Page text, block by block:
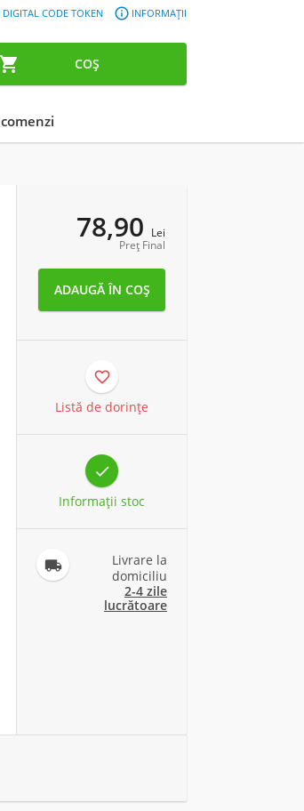
 COȘ
 INFORMAȚII
DIGITAL CODE TOKEN
78,90 Lei
Preț Final

Listă de dorințe

Informaţii stoc

Livrare la
domiciliu
2-4 zile
lucrătoare